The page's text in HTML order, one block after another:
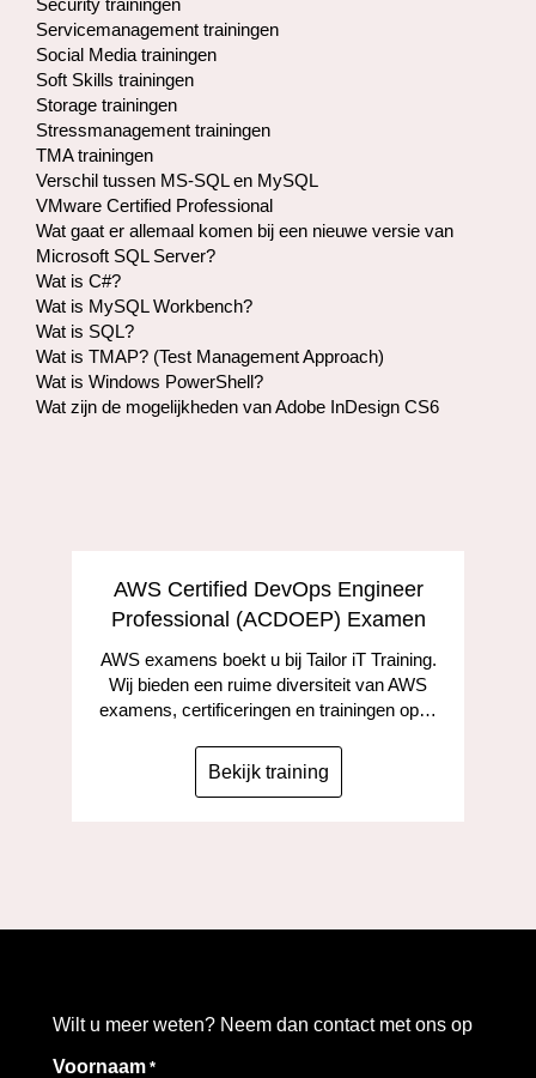
Security trainingen
Servicemanagement trainingen
Social Media trainingen
Soft Skills trainingen
Storage trainingen​
Stressmanagement trainingen
TMA trainingen
Verschil tussen MS-SQL en MySQL
VMware Certified Professional
Wat gaat er allemaal komen bij een nieuwe versie van
Microsoft SQL Server?
Wat is C#?
Wat is MySQL Workbench?
Wat is SQL?
Wat is TMAP? (Test Management Approach)
Wat is Windows PowerShell?
Wat zijn de mogelijkheden van Adobe InDesign CS6
AWS Certified DevOps Engineer
Professional (ACDOEP) Examen
AWS examens boekt u bij Tailor iT Training.
Wij bieden een ruime diversiteit van AWS
examens, certificeringen en trainingen op…
Bekijk training
Wilt u meer weten? Neem dan contact met ons op
Voornaam *